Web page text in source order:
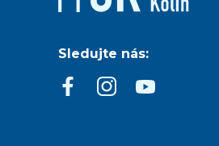
Sledujte nás: